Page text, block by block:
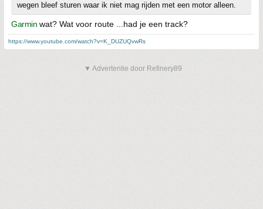
wegen bleef sturen waar ik niet mag rijden met een motor alleen.
Garmin wat? Wat voor route ...had je een track?
https://www.youtube.com/watch?v=K_DUZUQvwRs
▼ Advertentie door Refinery89